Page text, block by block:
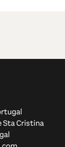
Sta Cristina